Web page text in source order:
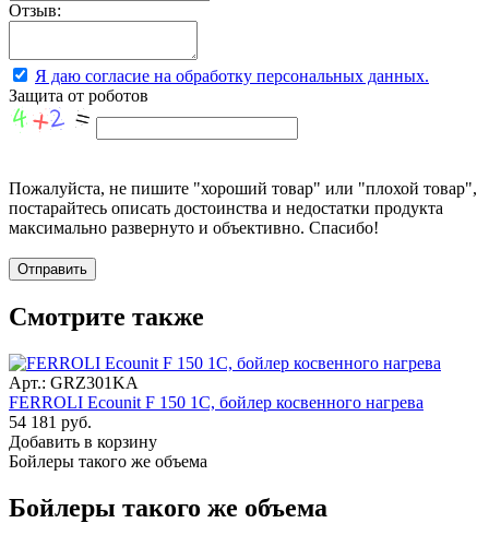
Отзыв:
Я даю согласие на обработку персональных данных.
Защита от роботов
Пожалуйста, не пишите "хороший товар" или "плохой товар",
постарайтесь описать достоинства и недостатки продукта
максимально развернуто и объективно. Спасибо!
Смотрите также
Арт.: GRZ301KA
FERROLI Ecounit F 150 1C, бойлер косвенного нагрева
54 181 руб.
Добавить в корзину
Бойлеры такого же объема
Бойлеры такого же объема